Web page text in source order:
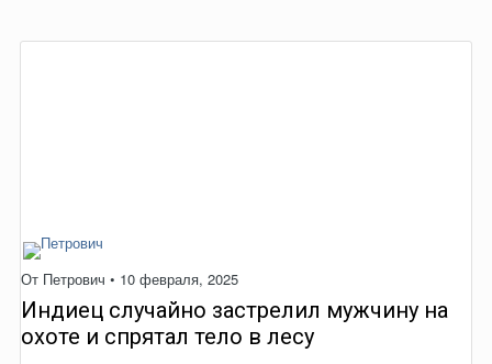
От Петрович • 10 февраля, 2025
Индиец случайно застрелил мужчину на
охоте и спрятал тело в лесу